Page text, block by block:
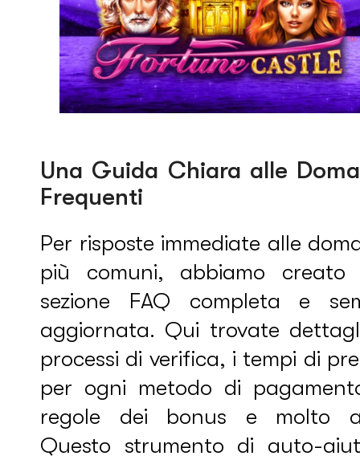
Una Guida Chiara alle
Frequenti
Per risposte immediate alle
più comuni, abbiamo creato
sezione FAQ completa e
aggiornata. Qui trovate
processi di verifica, i tempi di
per ogni metodo di
regole dei bonus e molto
Questo strumento di auto-